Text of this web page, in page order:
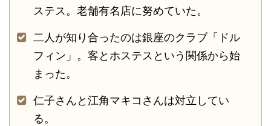
ステス。老舗有名店に努めていた。
二人が知り合ったのは銀座のクラブ「ドル
フィン」。客とホステスという関係から始
まった。
仁子さんと江角マキコさんは対立してい
る。